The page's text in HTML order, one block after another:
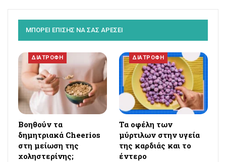
ΜΠΟΡΕΙ ΕΠΙΣΗΣ ΝΑ ΣΑΣ ΑΡΕΣΕΙ
ΔΙΑΤΡΟΦΗ
Βοηθούν τα
δημητριακά Cheerios
στη μείωση της
χοληστερίνης;
ΔΙΑΤΡΟΦΗ
Τα οφέλη των
μύρτιλων στην υγεία
της καρδιάς και το
έντερο